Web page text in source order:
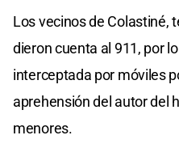
Los vecinos de Colastiné,
dieron cuenta al 911, por
interceptada por móviles
aprehensión del autor del
menores.